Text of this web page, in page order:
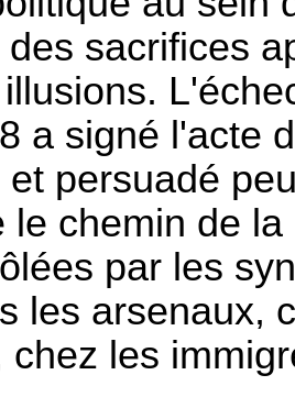
sacrifices
a signé l'acte
persuadé
le chemin de
par les
les arsenaux,
chez les